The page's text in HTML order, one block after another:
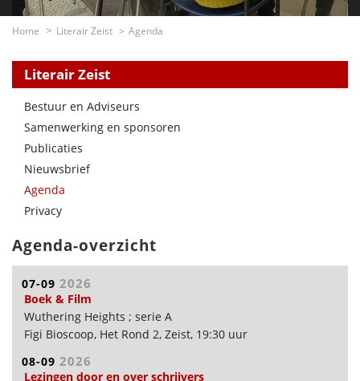
Home Literair Zeist Agenda
Literair Zeist
Bestuur en Adviseurs
Samenwerking en sponsoren
Publicaties
Nieuwsbrief
Agenda
Privacy
Agenda-overzicht
07-09 2026
Boek & Film
Wuthering Heights ; serie A
Figi Bioscoop, Het Rond 2, Zeist, 19:30 uur
08-09 2026
Lezingen door en over schrijvers